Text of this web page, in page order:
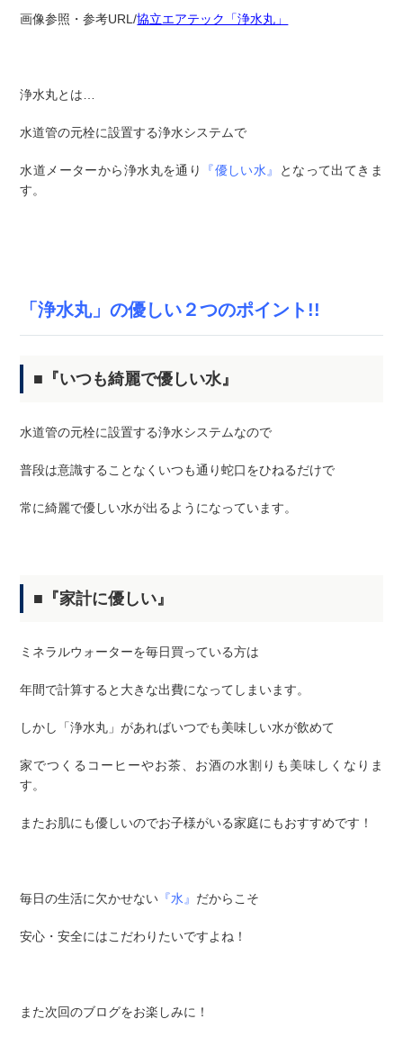
画像参照・参考URL/協立エアテック「浄水丸」
浄水丸とは…
水道管の元栓に設置する浄水システムで
水道メーターから浄水丸を通り 『優しい水』
となって出てきま
す。
「浄水丸」の優しい２つのポイント!!
■『いつも綺麗で優しい水』
水道管の元栓に設置する浄水システムなので
普段は意識することなくいつも通り蛇口をひねるだけで
常に綺麗で優しい水が出るようになっています。
■『家計に優しい』
ミネラルウォーターを毎日買っている方は
年間で計算すると大きな出費になってしまいます。
しかし「浄水丸」があればいつでも美味しい水が飲めて
家でつくるコーヒーやお茶、お酒の水割りも美味しくなりま
す。
またお肌にも優しいのでお子様がいる家庭にもおすすめです！
毎日の生活に欠かせない 『水』 だからこそ
安心・安全にはこだわりたいですよね！
また次回のブログをお楽しみに！